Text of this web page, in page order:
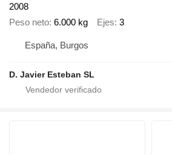
2008
Peso neto 6.000 kg Ejes 3
España, Burgos
D. Javier Esteban SL